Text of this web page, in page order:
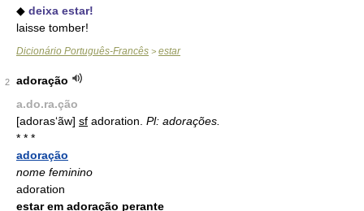
◆ deixa estar!
laisse tomber!
Dicionário Português-Francês > estar
2
adoração
a.do.ra.ção
[adoras‘ãw] sf adoration. Pl: adorações.
* * *
adoração
nome feminino
adoration
estar em adoração perante